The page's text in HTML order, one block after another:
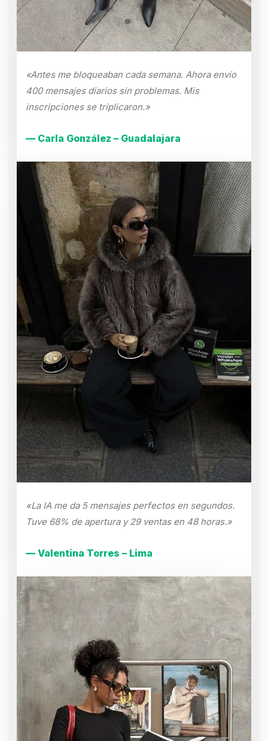
«Antes me bloqueaban cada semana. Ahora envío
400 mensajes diarios sin problemas. Mis
inscripciones se triplicaron.»
— Carla González – Guadalajara
«La IA me da 5 mensajes perfectos en segundos.
Tuve 68% de apertura y 29 ventas en 48 horas.»
— Valentina Torres – Lima